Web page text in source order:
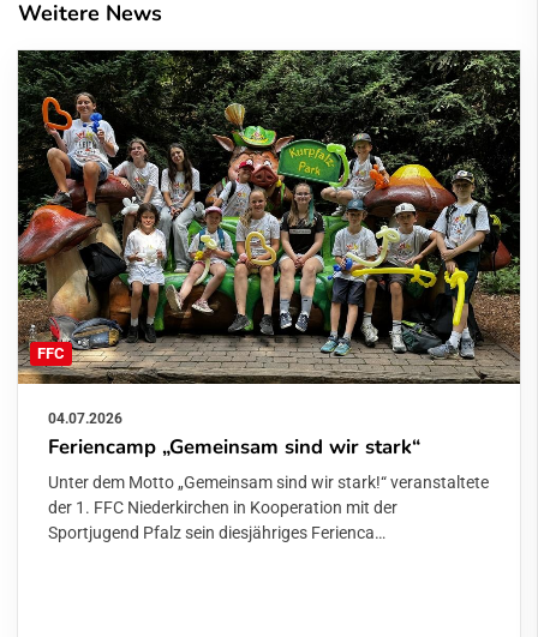
Weitere News
FFC
04.07.2026
Feriencamp „Gemeinsam sind wir stark“
Unter dem Motto „Gemeinsam sind wir stark!“ veranstaltete
der 1. FFC Niederkirchen in Kooperation mit der
Sportjugend Pfalz sein diesjähriges Ferienca…